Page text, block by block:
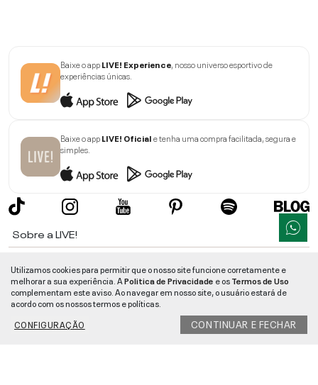
Baixe o appLIVE! Experience, nosso universo esportivo de
experiências únicas.
Baixe o appLIVE! Oficiale tenha uma compra facilitada, segura e
simples.
Sobre a LIVE!
Informações
Utilizamos cookies para permitir que o nosso site funcione corretamente e
melhorar a sua experiência. APolitica de Privacidade e osTermos de Uso
complementam este aviso. Ao navegar em nosso site, o usuário estará de
acordo com os nossos termos e políticas.
CONFIGURAÇÃO
CONTINUAR E FECHAR